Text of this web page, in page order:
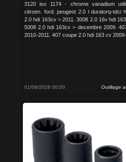
3120 iso 1174 - chrome vanadium
citroen. ford. peugeot 2.0 l duratorq-tdci
2.0 hdi 163cv > 2011. 3008 2.0 16v hdi
5008 2.0 hdi 163cv > decembre 2009.
2010-2011. 407 coupe 2.0 hdi 163 cv
01/08/2026 00:00 Outillage